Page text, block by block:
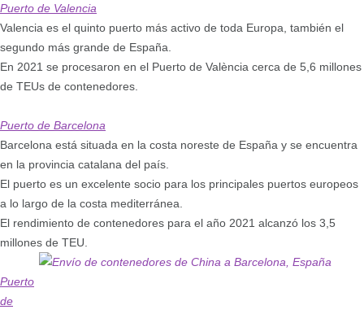
Puerto de Valencia
Valencia es el quinto puerto más activo de toda Europa, también el
segundo más grande de España.
En 2021 se procesaron en el Puerto de València cerca de 5,6 millones
de TEUs de contenedores.
Puerto de Barcelona
Barcelona está situada en la costa noreste de España y se encuentra
en la provincia catalana del país.
El puerto es un excelente socio para los principales puertos europeos
a lo largo de la costa mediterránea.
El rendimiento de contenedores para el año 2021 alcanzó los 3,5
millones de TEU.
Puerto
de